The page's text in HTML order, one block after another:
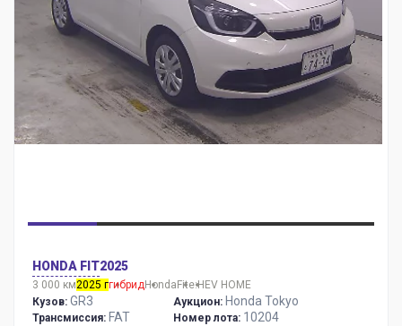
HONDA FIT2025
3 000 км2025 ггибридHonda Fite:HEV HOME
Кузов: GR3
Трансмиссия: FAT
Аукцион: Honda Tokyo
Номер лота: 10204